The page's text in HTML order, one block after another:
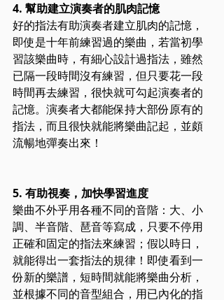
4. 幫助建立演奏者的肌肉記憶
好的指法有助演奏者建立肌肉的記憶，
即使是十年前練習過的樂曲，若當初學
習該樂曲時，有細心設計過指法，雖然
已隔一段時間沒有練習，但只要花一段
時間再去練習，很快就可勾起演奏者的
記憶。演奏者大都能保持大部份原有的
指法，而且很快就能將樂曲記起，並頗
流暢地彈奏出來！
5. 有助視奏，加快學習進度
樂曲不外乎用各種不同的音階：大、小
調、半音階、琶音等寫成，只要不停用
正確和固定的指法來練習；假以時日，
就能得出一套指法的規律！即使看到一
份新的樂譜，短時間就能將樂曲分析，
並根據不同的音型組合，用已內化的指